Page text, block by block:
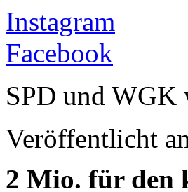
Instagram
Facebook
SPD und WGK
Veröffentlicht
2 Mio. für den